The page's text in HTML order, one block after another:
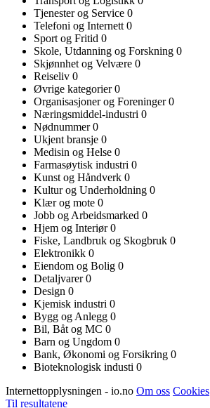
Tjenester og Service 0
Telefoni og Internett 0
Sport og Fritid 0
Skole, Utdanning og Forskning 0
Skjønnhet og Velvære 0
Reiseliv 0
Øvrige kategorier0
Organisasjoner og Foreninger0
Næringsmiddel-industri 0
Nødnummer0
Ukjent bransje 0
Medisin og Helse 0
Farmasøytisk industri 0
Kunst og Håndverk 0
Kultur og Underholdning 0
Klær og mote 0
Jobb og Arbeidsmarked 0
Hjem og Interiør0
Fiske, Landbruk og Skogbruk 0
Elektronikk 0
Eiendom og Bolig 0
Detaljvarer0
Design 0
Kjemisk industri 0
Bygg og Anlegg 0
Bil, Båt og MC 0
Barn og Ungdom 0
Bank, Økonomi og Forsikring 0
Bioteknologisk industi 0
Internettopplysningen - io.no Om oss Cookies
Til resultatene